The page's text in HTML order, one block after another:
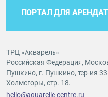
ПОРТАЛ ДЛЯ
ТРЦ «Акварель»
Российская Федерация,
Пушкино, г. Пушкино, тер-ия
Холмогоры, стр. 18.
hello@aquarelle-centre.ru